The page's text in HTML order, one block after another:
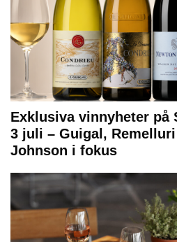
Exklusiva vinnyheter på
3 juli – Guigal,
Johnson i fokus